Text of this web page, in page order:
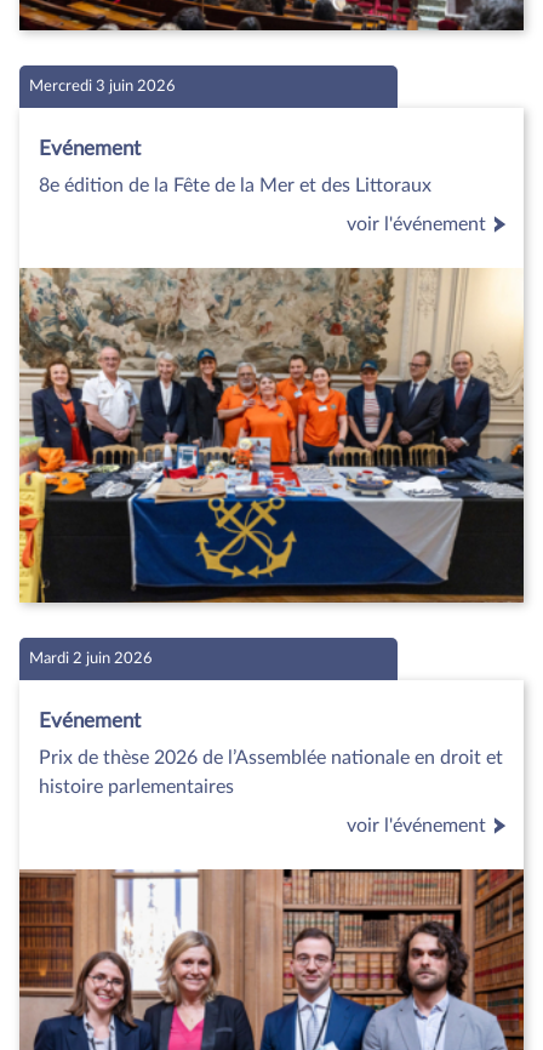
Mercredi 3 juin 2026
Evénement
8e édition de la Fête de la Mer et des Littoraux
voir l'événement
Mardi 2 juin 2026
Evénement
Prix de thèse 2026 de l’Assemblée nationale en droit et
histoire parlementaires
voir l'événement